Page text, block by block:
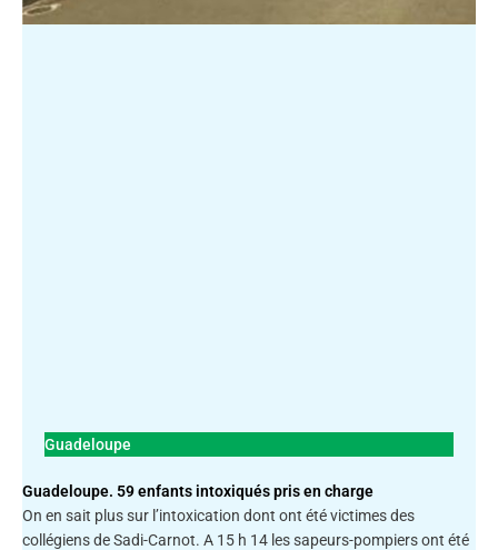
Guadeloupe
Guadeloupe. 59 enfants intoxiqués pris en charge
On en sait plus sur l’intoxication dont ont été victimes des
collégiens de Sadi-Carnot. A 15 h 14 les sapeurs-pompiers ont été